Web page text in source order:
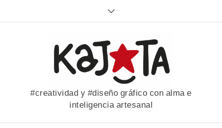
#creatividad y #diseño gráfico con alma e
inteligencia artesanal